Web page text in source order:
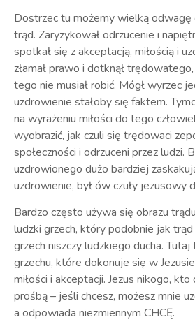
Dostrzec tu możemy wielką odwagę
trąd. Zaryzykował odrzucenie i
spotkał się z akceptacją, miłością i
złamał prawo i dotknął
tego nie musiał robić. Mógł wyrzec
uzdrowienie stałoby się faktem.
na wyrażeniu miłości do tego
wyobrazić, jak czuli się trędowaci
społeczności i odrzuceni przez ludzi.
uzdrowionego dużo bardziej
uzdrowienie, był ów czuły jezusowy
Bardzo często używa się obrazu
ludzki grzech, który podobnie jak trąd
grzech niszczy ludzkiego ducha.
grzechu, które dokonuje się w
miłości i akceptacji. Jezus nikogo,
prośbą – jeśli chcesz, możesz mnie
a odpowiada niezmiennym CHCĘ.